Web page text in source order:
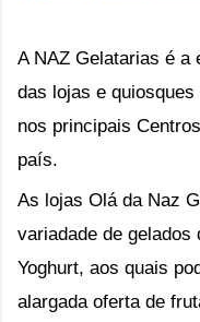
A NAZ Gelatarias é a
das lojas e
nos principais
país.
As lojas Olá da Naz
variadade de
Yoghurt, aos quais
alargada oferta de